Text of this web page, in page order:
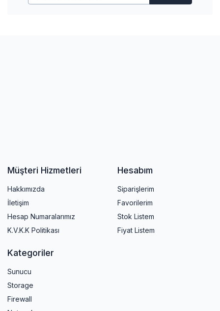
Müşteri Hizmetleri
Hakkımızda
İletişim
Hesap Numaralarımız
K.V.K.K Politikası
Hesabım
Siparişlerim
Favorilerim
Stok Listem
Fiyat Listem
Kategoriler
Sunucu
Storage
Firewall